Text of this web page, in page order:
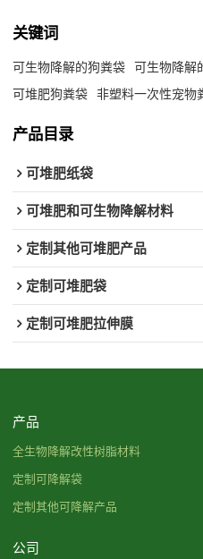
关键词
可生物降解的狗粪袋 可生物降解
可堆肥狗粪袋 非塑料一次性宠物
产品目录
可堆肥纸袋
可堆肥和可生物降解材料
定制其他可堆肥产品
定制可堆肥袋
定制可堆肥拉伸膜
产品
全生物降解改性树脂材料
定制可降解袋
定制其他可降解产品
公司